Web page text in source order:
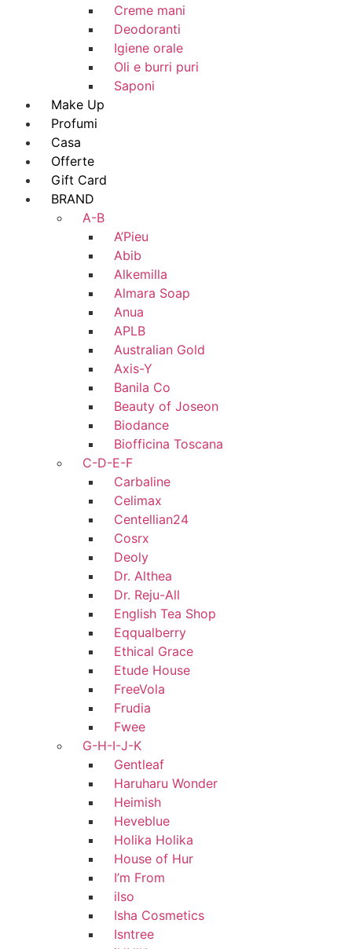
Creme mani
Deodoranti
Igiene orale
Oli e burri puri
Saponi
Make Up
Profumi
Casa
Offerte
Gift Card
BRAND
A-B
A’Pieu
Abib
Alkemilla
Almara Soap
Anua
APLB
Australian Gold
Axis-Y
Banila Co
Beauty of Joseon
Biodance
Biofficina Toscana
C-D-E-F
Carbaline
Celimax
Centellian24
Cosrx
Deoly
Dr. Althea
Dr. Reju-All
English Tea Shop
Eqqualberry
Ethical Grace
Etude House
FreeVola
Frudia
Fwee
G-H-I-J-K
Gentleaf
Haruharu Wonder
Heimish
Heveblue
Holika Holika
House of Hur
I’m From
ilso
Isha Cosmetics
Isntree